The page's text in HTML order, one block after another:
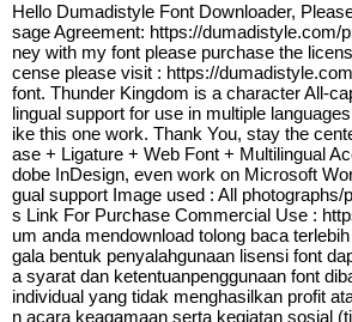
Hello Dumadistyle Font Downloader,
sage Agreement: https://
ney with my font please purchase the
cense please visit : https://
font. Thunder Kingdom is a character All-
lingual support for use in multiple
ike this one work. Thank You, stay the
ase + Ligature + Web Font + Multilingual
dobe InDesign, even work on Microsoft
gual support Image used : All
s Link For Purchase Commercial Use :
um anda mendownload tolong baca
gala bentuk penyalahgunaan lisensi font
a syarat dan ketentuanpenggunaan font
individual yang tidak menghasilkan profit
n acara keagamaan serta kegiatan sosial